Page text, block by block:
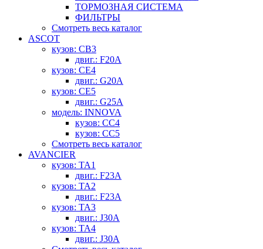
ТОРМОЗНАЯ СИСТЕМА
ФИЛЬТРЫ
Смотреть весь каталог
ASCOT
кузов: CB3
двиг.: F20A
кузов: CE4
двиг.: G20A
кузов: CE5
двиг.: G25A
модель: INNOVA
кузов: CC4
кузов: CC5
Смотреть весь каталог
AVANCIER
кузов: TA1
двиг.: F23A
кузов: TA2
двиг.: F23A
кузов: TA3
двиг.: J30A
кузов: TA4
двиг.: J30A